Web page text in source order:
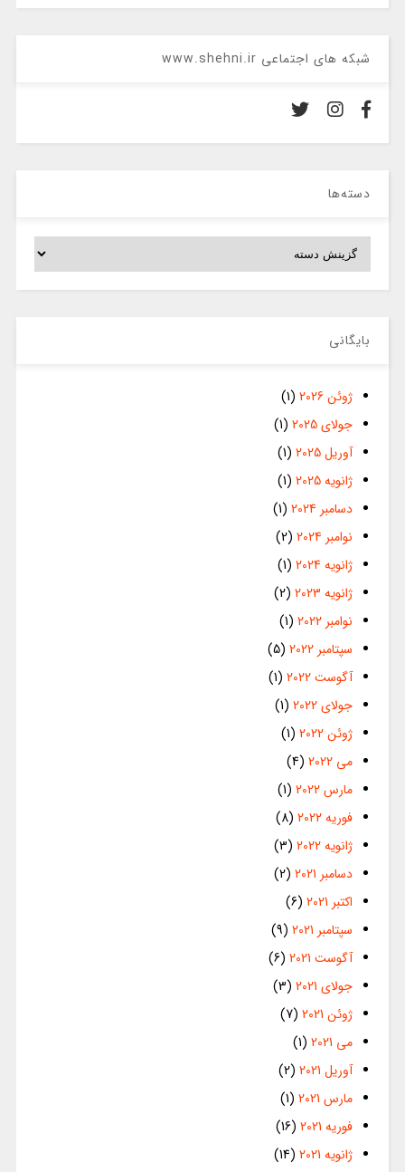
شبکه های اجتماعی www.shehni.ir
دسته‌ها
دسته‌ها
بایگانی
ژوئن 2026
(1)
جولای 2025
(1)
آوریل 2025
(1)
ژانویه 2025
(1)
دسامبر 2024
(1)
نوامبر 2024
(2)
ژانویه 2024
(1)
ژانویه 2023
(2)
نوامبر 2022
(1)
سپتامبر 2022
(5)
آگوست 2022
(1)
جولای 2022
(1)
ژوئن 2022
(1)
می 2022
(4)
مارس 2022
(1)
فوریه 2022
(8)
ژانویه 2022
(3)
دسامبر 2021
(2)
اکتبر 2021
(6)
سپتامبر 2021
(9)
آگوست 2021
(6)
جولای 2021
(3)
ژوئن 2021
(7)
می 2021
(1)
آوریل 2021
(2)
مارس 2021
(1)
فوریه 2021
(16)
ژانویه 2021
(14)